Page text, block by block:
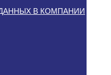
В КОМПАНИИ